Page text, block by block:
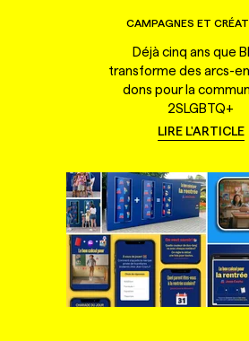
CAMPAGNES ET
Déjà cinq ans que
transforme des arcs-
dons pour la
2SLGBTQ+
LIRE L'ARTICLE